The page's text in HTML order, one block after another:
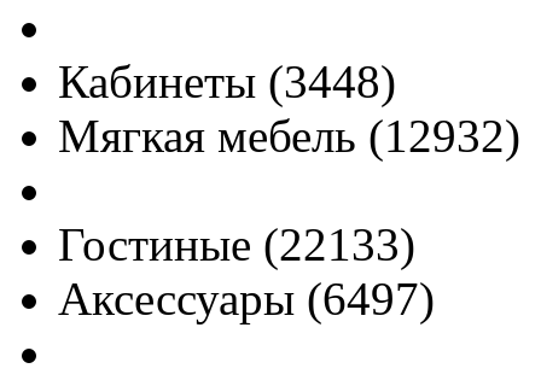
Кабинеты (3448)
Мягкая мебель (12932)
Гостиные (22133)
Аксессуары (6497)